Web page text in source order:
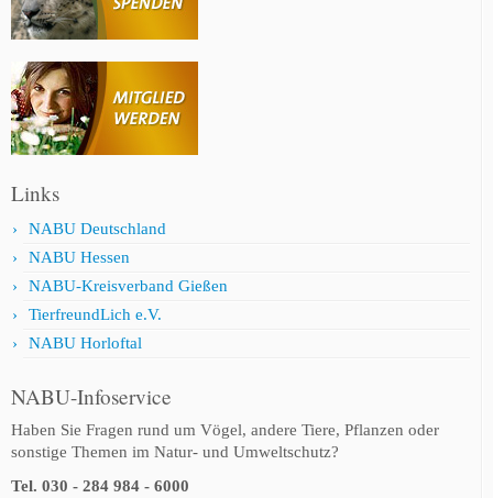
Links
NABU Deutschland
NABU Hessen
NABU-Kreisverband Gießen
TierfreundLich e.V.
NABU Horloftal
NABU-Infoservice
Haben Sie Fragen rund um Vögel, andere Tiere, Pflanzen oder
sonstige Themen im Natur- und Umweltschutz?
Tel. 030 - 284 984 - 6000